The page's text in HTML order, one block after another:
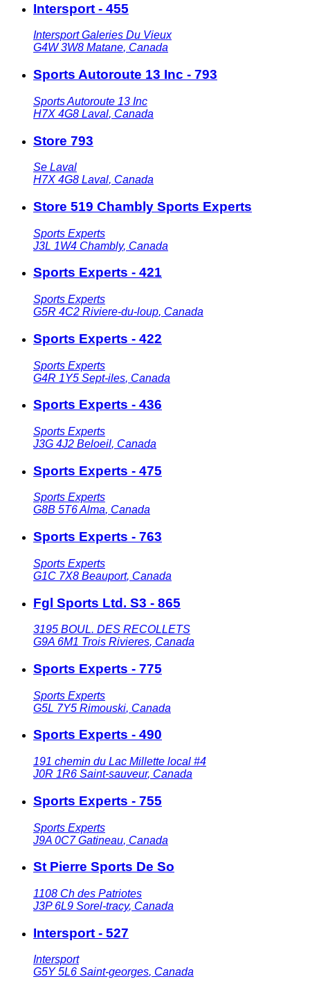
Intersport - 455
Intersport Galeries Du Vieux
G4W 3W8 Matane, Canada
Sports Autoroute 13 Inc - 793
Sports Autoroute 13 Inc
H7X 4G8 Laval, Canada
Store 793
Se Laval
H7X 4G8 Laval, Canada
Store 519 Chambly Sports Experts
Sports Experts
J3L 1W4 Chambly, Canada
Sports Experts - 421
Sports Experts
G5R 4C2 Riviere-du-loup, Canada
Sports Experts - 422
Sports Experts
G4R 1Y5 Sept-iles, Canada
Sports Experts - 436
Sports Experts
J3G 4J2 Beloeil, Canada
Sports Experts - 475
Sports Experts
G8B 5T6Alma, Canada
Sports Experts - 763
Sports Experts
G1C 7X8 Beauport, Canada
Fgl Sports Ltd. S3 - 865
3195 BOUL. DES RECOLLETS
G9A 6M1 Trois Rivieres, Canada
Sports Experts - 775
Sports Experts
G5L 7Y5 Rimouski, Canada
Sports Experts - 490
191 chemin du Lac Millette local #4
J0R 1R6 Saint-sauveur, Canada
Sports Experts - 755
Sports Experts
J9A 0C7 Gatineau, Canada
St Pierre Sports De So
1108 Ch des Patriotes
J3P 6L9 Sorel-tracy, Canada
Intersport - 527
Intersport
G5Y 5L6 Saint-georges, Canada